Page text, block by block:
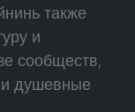
также
и
сообществ,
и душевные